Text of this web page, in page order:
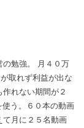
の勉強。 月４０万
取れず利益が出な
れない期間が２
う。６０本の動画
て月に２５名動画